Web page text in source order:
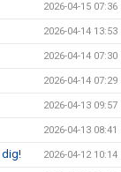
2026-04-15 07:36
2026-04-14 13:53
2026-04-14 07:30
2026-04-14 07:29
2026-04-13 09:57
2026-04-13 08:41
2026-04-12 10:14